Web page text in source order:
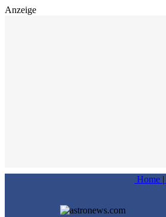
Anzeige
Home |